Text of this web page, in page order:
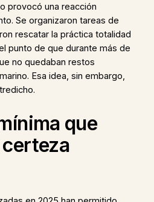
provocó una reacción
Se organizaron tareas de
rescatar la práctica totalidad
punto de que durante más de
no quedaban restos
Esa idea, sin embargo,
que